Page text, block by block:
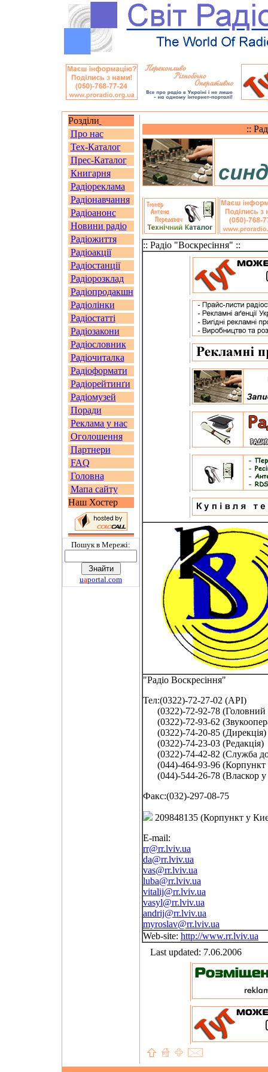
Розділи
Про нас
Тех-Каталог
Прес-Каталог
Книгарня
Радіореклама
Радіонавчання
Радіоанонс
Новини радіо
Радіожиття
Радіоакції
Радіостанції
Радіорозклад
Радіопродакшн
Радіолінки
Радіостатті
Радіозакони
Радіословник
Радіочиталка
Радіоформати
Радіорейтинґи
Радіомузей
Поради
Реклама у нас
Оголошення
Партнери
FAQ
Головна
Мапа сайту
Наш Хостер
Пошук в Мережi:
uaportal.com
::
:: Радіо "Воскресіння" ::
"Радіо Воскресіння"
Тел:(0322)-72-27-02 (АРІ)
(0322)-72-92-78 (Головний
(0322)-72-93-62
(0322)-74-20-85 (Дирекція)
(0322)-74-23-03 (Редакція)
(0322)-74-42-82 (Служба
(044)-464-93-96 (Корпункт
(044)-544-26-78 (Власкор у
Факс:(032)-297-08-75
209848135 (Корпункт у
E-mail:
rr@rr.lviv.ua
da@rr.lviv.ua
vas@rr.lviv.ua
luba@rr.lviv.ua
vitalij@rr.lviv.ua
vasyl@rr.lviv.ua
andrij@rr.lviv.ua
myroslav@rr.lviv.ua
Web-site: http://www.rr.lviv.ua
Last updated: 7.06.2006